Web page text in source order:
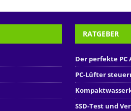
RATGEBER
Der perfekte PC
PC-Lüfter
SSD-Test und